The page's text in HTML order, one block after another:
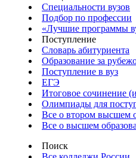
Специальности вузов
Подбор по профессии
«Лучшие программы
Поступление
Словарь абитуриента
Образование за
Поступление в вуз
ЕГЭ
Итоговое сочинение
Олимпиады для
Все о втором высшем
Все о высшем
Поиск